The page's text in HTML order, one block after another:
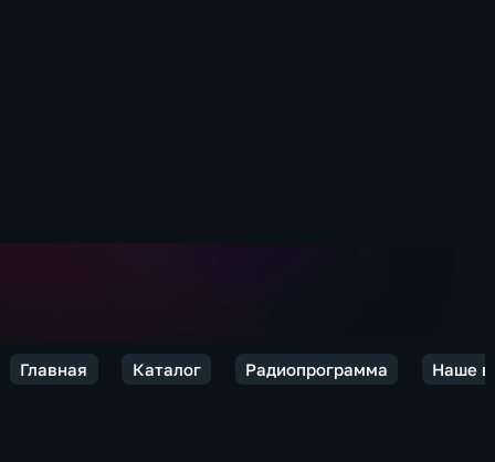
Главная Каталог Радиопрограмма Наше